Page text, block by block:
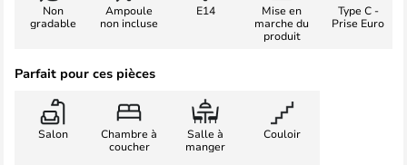
Non
gradable
Ampoule
non incluse
E14
Mise en
marche du
produit
Type C -
Prise Euro
Parfait pour ces pièces
Salon
Chambre à
coucher
Salle à
manger
Couloir